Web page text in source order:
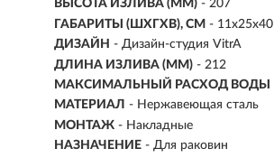
ВЫСОТА ИЗЛИВА (ММ) - 207
ГАБАРИТЫ (ШХГХВ), СМ - 11x25x40
ДИЗАЙН - Дизайн-студия VitrA
ДЛИНА ИЗЛИВА (ММ) - 212
МАКСИМАЛЬНЫЙ РАСХОД ВОДЫ
МАТЕРИАЛ - Нержавеющая сталь
МОНТАЖ - Накладные
НАЗНАЧЕНИЕ - Для раковин